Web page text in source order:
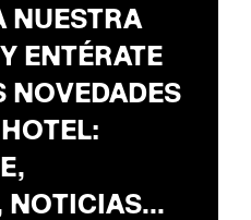
NUESTRA
ENTÉRATE
NOVEDADES
NOTICIAS...